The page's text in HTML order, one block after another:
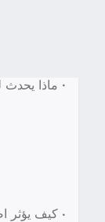
• ماذا يحدث
• كيف يؤثر